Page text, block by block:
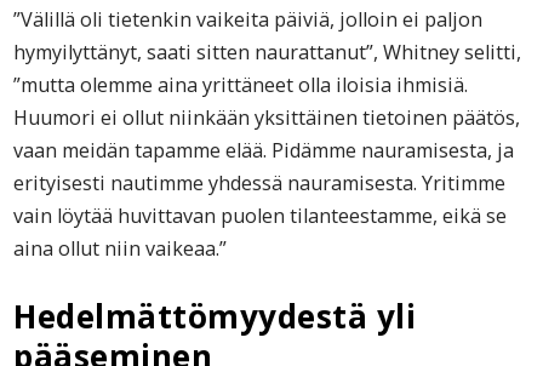
”Välillä oli tietenkin vaikeita päiviä, jolloin ei paljon
hymyilyttänyt, saati sitten naurattanut”, Whitney selitti,
”mutta olemme aina yrittäneet olla iloisia ihmisiä.
Huumori ei ollut niinkään yksittäinen tietoinen päätös,
vaan meidän tapamme elää. Pidämme nauramisesta, ja
erityisesti nautimme yhdessä nauramisesta. Yritimme
vain löytää huvittavan puolen tilanteestamme, eikä se
aina ollut niin vaikeaa.”
Hedelmättömyydestä yli
pääseminen